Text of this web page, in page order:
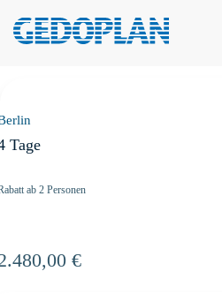
01.12.–04.12.2026
01.12.–04.12.2026
Tage
ab 2 Personen
€